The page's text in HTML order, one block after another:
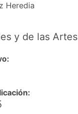
Heredia
y de las Artes